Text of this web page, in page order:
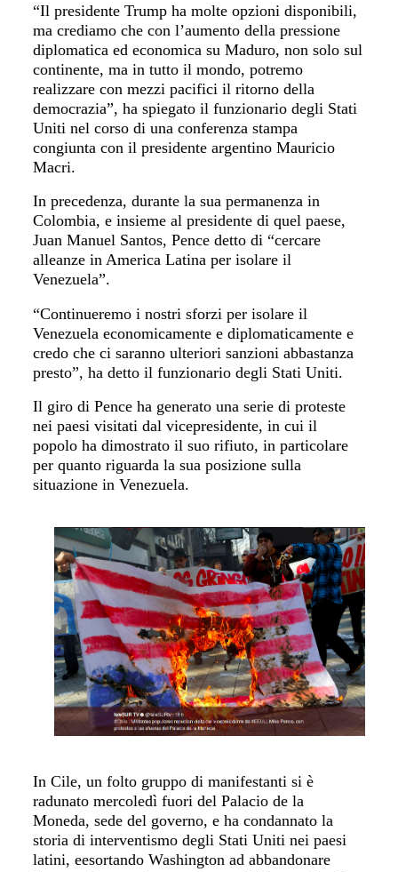
“Il presidente Trump ha molte opzioni disponibili,
ma crediamo che con l’aumento della pressione
diplomatica ed economica su Maduro, non solo sul
continente, ma in tutto il mondo, potremo
realizzare con mezzi pacificiil ritorno della
democrazia”,ha spiegato il funzionario degli Stati
Uniti nel corso di una conferenza stampa
congiunta con il presidente argentino Mauricio
Macri.
In precedenza, durante la sua permanenza in
Colombia, einsieme al presidente di quelpaese,
Juan Manuel Santos, Pence dettodi “cercare
alleanze in America Latina per isolare il
Venezuela”.
“Continueremo i nostri sforzi per isolare il
Venezuela economicamente e diplomaticamente e
credo che ci saranno ulteriori sanzioni abbastanza
presto”, ha detto il funzionario degli Stati Uniti.
Il giro diPence ha generato una serie di proteste
nei paesi visitati dal vicepresidente, in cui il
popolo ha dimostrato ilsuo rifiuto, in particolare
per quanto riguarda la sua posizionesulla
situazione in Venezuela.
In Cile, un folto gruppo di manifestanti si è
radunatomercoledì fuori del Palacio de la
Moneda, sede del governo,e ha condannato la
storia di interventismo degli Stati Uniti nei paesi
latini, eesortando Washington ad abbandonare